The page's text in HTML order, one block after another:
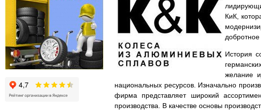
КиК,
добротное
История
желание
национальных ресурсов. Изначально
фирма представляет широкий
производства. В качестве основы